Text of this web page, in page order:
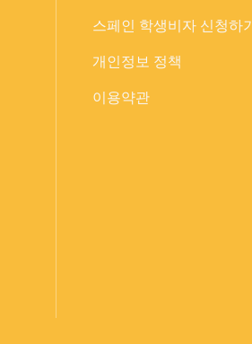
스페인 학생비자 신청하기
개인정보 정책
이용약관